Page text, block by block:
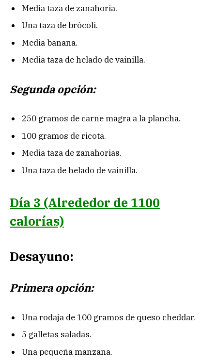
Media taza de zanahoria.
Una taza de brócoli.
Media banana.
Media taza de helado de vainilla.
Segunda opción:
250 gramos de carne magra a la plancha.
100 gramos de ricota.
Media taza de zanahorias.
Una taza de helado de vainilla.
Día 3 (Alrededor de 1100
calorías)
Desayuno:
Primera opción:
Una rodaja de 100 gramos de queso cheddar.
5 galletas saladas.
Una pequeña manzana.